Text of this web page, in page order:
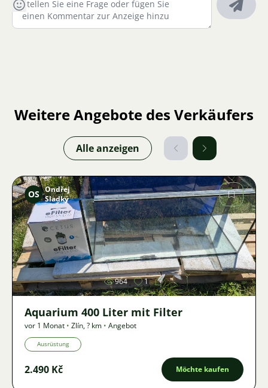
Weitere Angebote des Verkäufers
Alle anzeigen
Bild
OS Ondřej
Sladký
964 1
Aquarium 400 Liter mit Filter
vor 1 Monat • Zlín,? km • Angebot
Ausrüstung
2.490 Kč Möchte kaufen